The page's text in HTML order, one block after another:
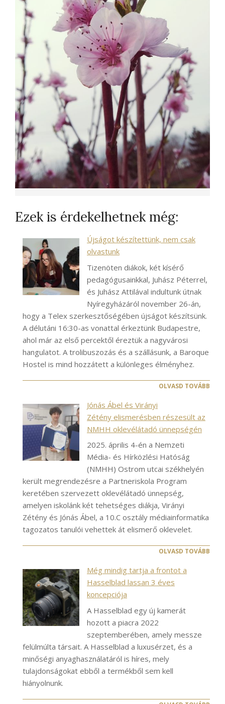
Ezek is érdekelhetnek még:
Újságot készítettünk, nem csak
olvastunk
Tizenöten diákok, két kísérő
pedagógusainkkal, Juhász Péterrel,
és Juhász Attilával indultunk útnak
Nyíregyházáról november 26-án,
hogy a Telex szerkesztőségében újságot készítsünk.
A délutáni 16:30-as vonattal érkeztünk Budapestre,
ahol már az első percektől éreztük a nagyvárosi
hangulatot. A trolibuszozás és a szállásunk, a Baroque
Hostel is mind hozzátett a különleges élményhez.
OLVASD TOVÁBB
Jónás Ábel és Virányi
Zétény elismerésben részesült az
NMHH oklevélátadó ünnepségén
2025. április 4-én a Nemzeti
Média- és Hírközlési Hatóság
(NMHH) Ostrom utcai székhelyén
került megrendezésre a Partneriskola Program
keretében szervezett oklevélátadó ünnepség,
amelyen iskolánk két tehetséges diákja, Virányi
Zétény és Jónás Ábel, a 10.C osztály médiainformatika
tagozatos tanulói vehettek át elismerő oklevelet.
OLVASD TOVÁBB
Még mindig tartja a frontot a
Hasselblad lassan 3 éves
koncepciója
A Hasselblad egy új kamerát
hozott a piacra 2022
szeptemberében, amely messze
felülmúlta társait. A Hasselblad a luxusérzet, és a
minőségi anyaghasználatáról is híres, mely
tulajdonságokat ebből a termékből sem kell
hiányolnunk.